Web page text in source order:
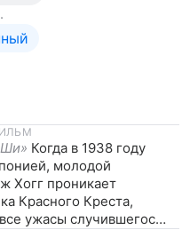
Когда в 1938 году
молодой
Хогг проникает
Красного Креста,
ужасы случившегося.